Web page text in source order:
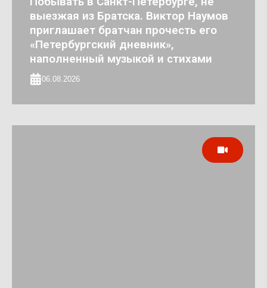
выезжая из Братска. Виктор Наумов
приглашает братчан прочесть его
«Петербургский дневник»,
наполненный музыкой и стихами
06.08.2026